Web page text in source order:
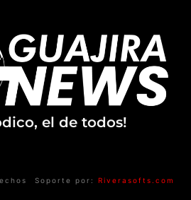
el de todos!
Soporte por: Riverasofts.com